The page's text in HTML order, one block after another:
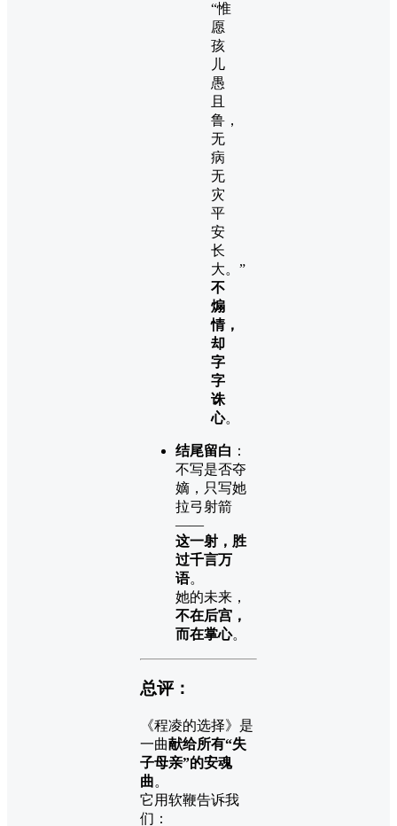
“惟
愿
孩
儿
愚
且
鲁，
无
病
无
灾
平
安
长
大。”
不
煽
情，
却
字
字
诛
心。
结尾留白 ：
不写是否夺
嫡，只写她
拉弓射箭
——
这一射，胜
过千言万
语。
她的未来，
不在后宫，
而在掌心。
总评：
《程凌的选择》是
一曲献给所有“失
子母亲”的安魂
曲。
它用软鞭告诉我
们：